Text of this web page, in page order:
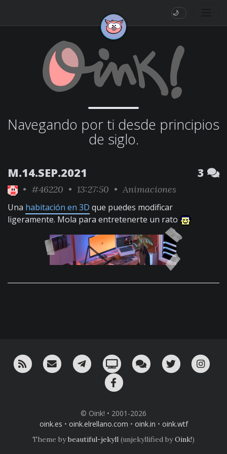
🌙
Navegando por ti desde principios
de siglo.
M.14.SEP.2021 3
• #46220 • 13:27:50 • Animaciones
Una habitación en 3D que puedes modificar
ligeramente. Mola para entretenerte un rato
RSS ¡Mándame un email!¡Nuestro canal en Telegram!
Oink! TV Charla con nosotros
Twitter
© Oink! • 2001-2026
oink.es • oink.elrellano.com • oink.in • oink.wtf
Theme bybeautiful-jekyll (unjekyllified byOink!)